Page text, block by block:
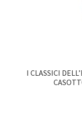
I CLASSICI